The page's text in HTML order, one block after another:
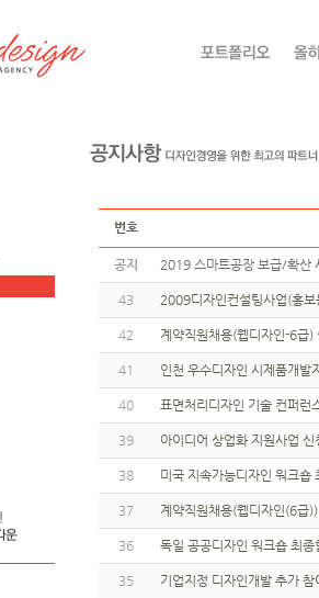
번호
공지 2019 스마트공장 보급/확
43 2009디자인컨설팅사업(홍
42 계약직원채용(웹디자인-6급
41 인천 우수디자인 시제품개발
40 표면처리디자인 기술 컨퍼런
39 아이디어 상업화 지원사업
38 미국 지속가능디자인 워크숍
37 계약직원채용(웹디자인(6급
36 독일 공공디자인 워크숍 최
35 기업지정 디자인개발 추가